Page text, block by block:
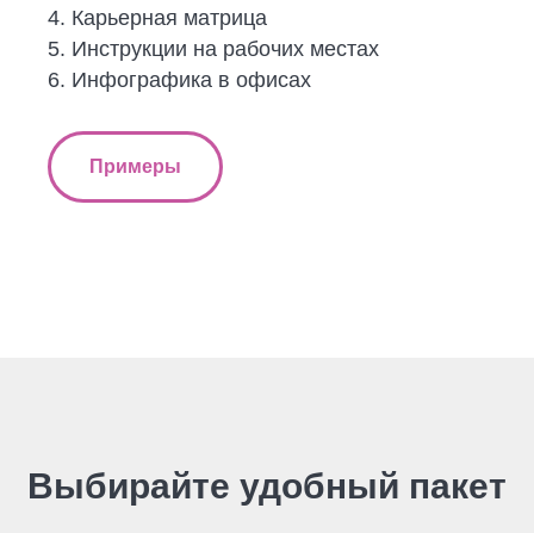
4. Карьерная матрица
5. Инструкции на рабочих местах
6. Инфографика в офисах
Примеры
Выбирайте удобный пакет